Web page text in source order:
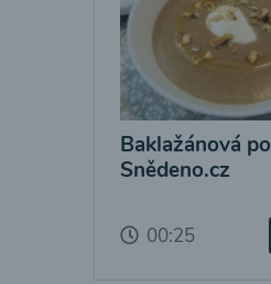
Baklažánová
Snědeno.cz
00:25